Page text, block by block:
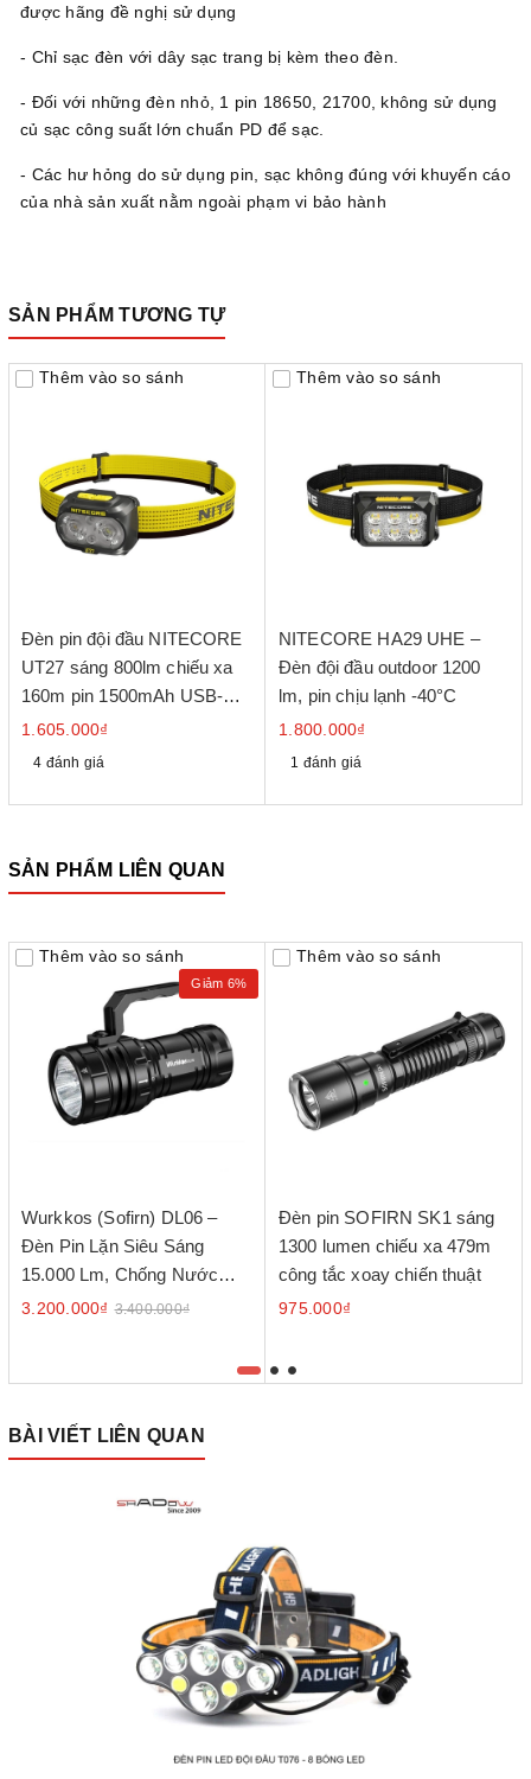
được hãng đề nghị sử dụng
- Chỉ sạc đèn với dây sạc trang bị kèm theo đèn.
- Đối với những đèn nhỏ, 1 pin 18650, 21700, không sử dụng
củ sạc công suất lớn chuẩn PD để sạc.
- Các hư hỏng do sử dụng pin, sạc không đúng với khuyến cáo
của nhà sản xuất nằm ngoài phạm vi bảo hành
SẢN PHẨM TƯƠNG TỰ
Thêm vào so sánh
Đèn pin đội đầu NITECORE
UT27 sáng 800lm chiếu xa
160m pin 1500mAh USB-C
chuyên chạy marathon, chạy
trail
1.605.000₫
4 đánh giá
Thêm vào so sánh
NITECORE HA29 UHE –
Đèn đội đầu outdoor 1200
lm, pin chịu lạnh -40°C
1.800.000₫
1 đánh giá
SẢN PHẨM LIÊN QUAN
Thêm vào so sánh
Giảm 6%
Wurkkos (Sofirn) DL06 –
Đèn Pin Lặn Siêu Sáng
15.000 Lm, Chống Nước
IPX8 (100 m)
3.200.000₫ 3.400.000₫
Thêm vào so sánh
Đèn pin SOFIRN SK1 sáng
1300 lumen chiếu xa 479m
công tắc xoay chiến thuật
975.000₫
BÀI VIẾT LIÊN QUAN